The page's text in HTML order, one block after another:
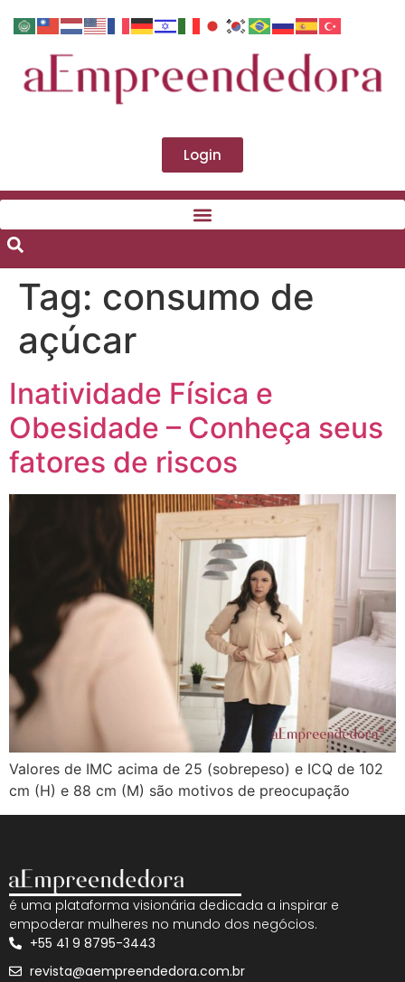
Login
Tag: consumo de
açúcar
Inatividade Física e
Obesidade – Conheça seus
fatores de riscos
Valores de IMC acima de 25 (sobrepeso) e ICQ de 102
cm (H) e 88 cm (M) são motivos de preocupação
é uma plataforma visionária dedicada a inspirar e
empoderar mulheres no mundo dos negócios.
+55 41 9 8795-3443
revista@aempreendedora.com.br